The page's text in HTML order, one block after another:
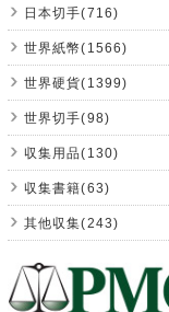
日本切手(716)
世界紙幣(1566)
世界硬貨(1399)
世界切手(98)
収集用品(130)
収集書籍(63)
其他収集(243)